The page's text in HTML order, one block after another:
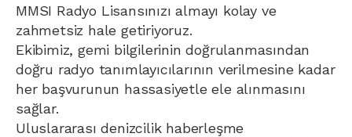
MMSI Radyo Lisansınızı almayı kolay ve
zahmetsiz hale getiriyoruz.
Ekibimiz, gemi bilgilerinin doğrulanmasından
doğru radyo tanımlayıcılarının verilmesine kadar
her başvurunun hassasiyetle ele alınmasını
sağlar.
Uluslararası denizcilik haberleşme